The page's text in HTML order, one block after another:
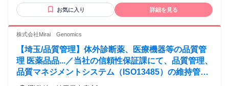
講座を受けていただき、スキルアップすることもできます。
土日祝休み、在宅勤務、ネイルOKの職場なども多くありま
お気に入り 詳細を見る
株式会社Mirai Genomics
【埼玉/品質管理】体外診断薬、医療機器等の品質管
理 医薬品品...／当社の信頼性保証課にて、品質管理、
品質マネジメントシステム（ISO13485）の維持管理
および業許可(体外診断用医薬品、医療機器の製造販